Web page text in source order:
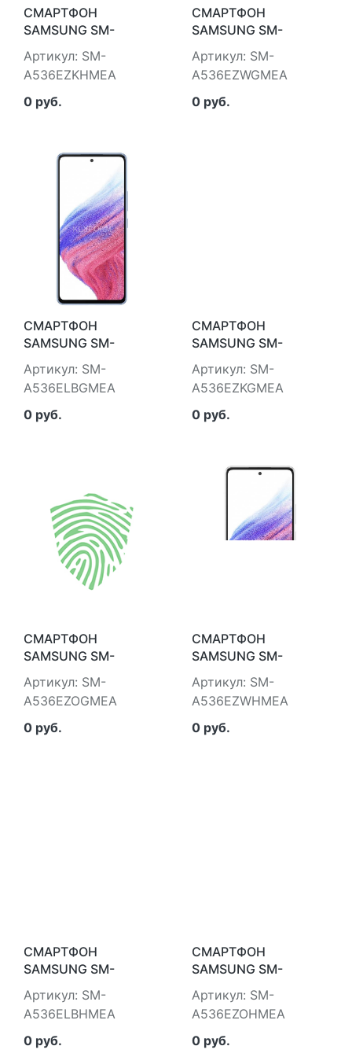
СМАРТФОН
SAMSUNG SM-
A536EZKHMEA
Артикул: SM-
A536EZKHMEA
0 руб.
СМАРТФОН
SAMSUNG SM-
A536EZWGMEA
Артикул: SM-
A536EZWGMEA
0 руб.
СМАРТФОН
SAMSUNG SM-
A536ELBGMEA
Артикул: SM-
A536ELBGMEA
0 руб.
СМАРТФОН
SAMSUNG SM-
A536EZKGMEA
Артикул: SM-
A536EZKGMEA
0 руб.
СМАРТФОН
SAMSUNG SM-
A536EZOGMEA
Артикул: SM-
A536EZOGMEA
0 руб.
СМАРТФОН
SAMSUNG SM-
A536EZWHMEA
Артикул: SM-
A536EZWHMEA
0 руб.
СМАРТФОН
SAMSUNG SM-
A536ELBHMEA
Артикул: SM-
A536ELBHMEA
0 руб.
СМАРТФОН
SAMSUNG SM-
A536EZOHMEA
Артикул: SM-
A536EZOHMEA
0 руб.